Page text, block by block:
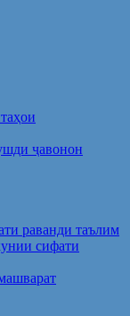
ҷавонон
раванди таълим
сифати